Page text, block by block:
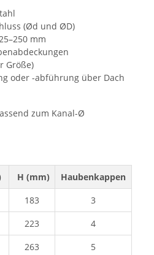
(Ød und ØD)
mm
Größe)
oder -abführung über Dach
zum Kanal-Ø
H (mm)
Haubenkappen
183
3
223
4
263 5